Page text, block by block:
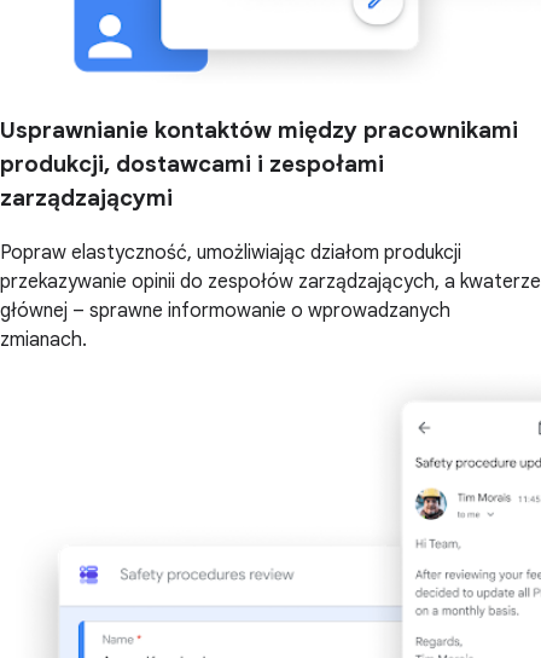
Usprawnianie kontaktów między pracownikami
produkcji, dostawcami i zespołami
zarządzającymi
Popraw elastyczność, umożliwiając działom produkcji
przekazywanie opinii do zespołów zarządzających, a kwaterze
głównej – sprawne informowanie o wprowadzanych
zmianach.